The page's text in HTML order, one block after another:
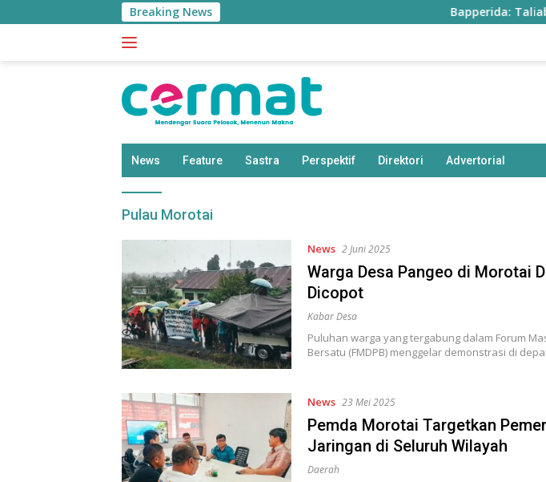
ke
Breaking News Bapperida: Taliabu
News Feature Sastra Perspektif Direktori Advertorial
Pulau Morotai
News 2 Juni 2025
Warga Desa Pangeo di Morotai
Dicopot
Kabar Desa
Puluhan warga yang tergabung dalam Forum
Bersatu (FMDPB) menggelar demonstrasi di
News 23 Mei 2025
Pemda Morotai Targetkan
Jaringan di Seluruh Wilayah
Daerah